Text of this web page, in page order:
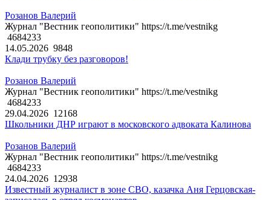
Розанов Валерий
Журнал "Вестник геополитики" https://t.me/vestnikg
4684233
14.05.2026 9848
Клади трубку без разговоров!
Розанов Валерий
Журнал "Вестник геополитики" https://t.me/vestnikg
4684233
29.04.2026 12168
Школьники ДНР играют в московского адвоката Калинова
Розанов Валерий
Журнал "Вестник геополитики" https://t.me/vestnikg
4684233
24.04.2026 12938
Известный журналист в зоне СВО, казачка Аня Герцовская-